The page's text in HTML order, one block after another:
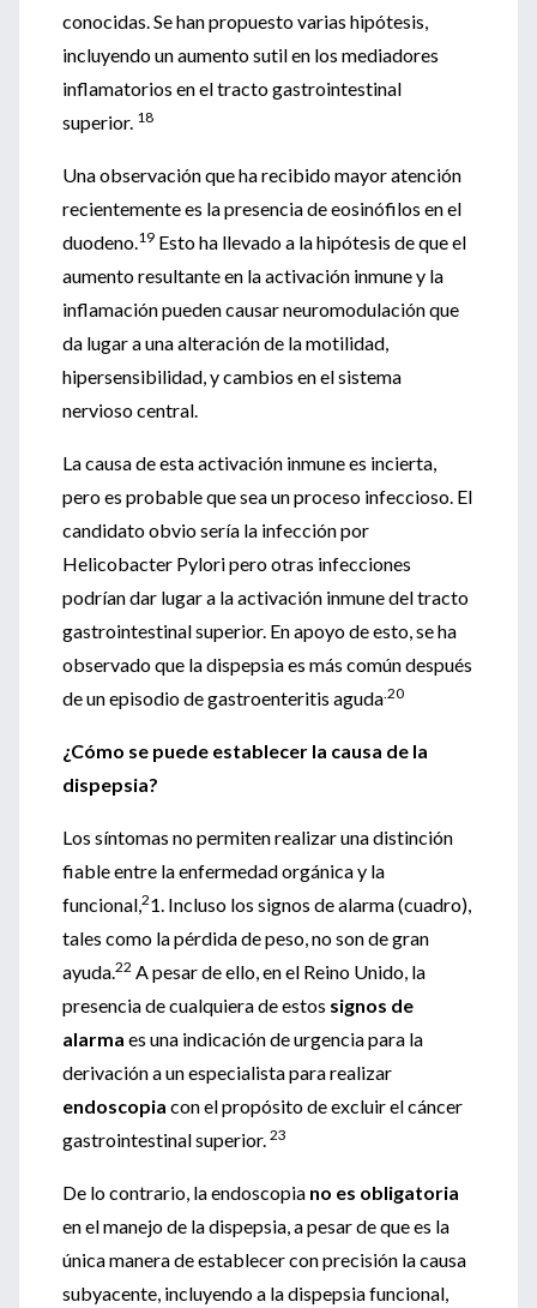
conocidas. Se han propuesto varias hipótesis,
incluyendo un aumento sutil en los mediadores
inflamatorios en el tracto gastrointestinal
superior. 18
Una observación que ha recibido mayor atención
recientemente es la presencia de eosinófilos en el
duodeno.19 Esto ha llevado a la hipótesis de que el
aumento resultante en la activación inmune y la
inflamación pueden causar neuromodulación que
da lugar a una alteración de la motilidad,
hipersensibilidad, y cambios en el sistema
nervioso central.
La causa de esta activación inmune es incierta,
pero es probable que sea un proceso infeccioso. El
candidato obvio sería la infección por
Helicobacter Pylori pero otras infecciones
podrían dar lugar a la activación inmune del tracto
gastrointestinal superior. En apoyo de esto, se ha
observado que la dispepsia es más común después
de un episodio de gastroenteritis aguda.20
¿Cómo se puede establecer la causa de la
dispepsia?
Los síntomas no permiten realizar una distinción
fiable entre la enfermedad orgánica y la
funcional,21. Incluso los signos de alarma (cuadro),
tales como la pérdida de peso, no son de gran
ayuda.22 A pesar de ello, en el Reino Unido, la
presencia de cualquiera de estos signos de
alarma es una indicación de urgencia para la
derivación a un especialista para realizar
endoscopia con el propósito de excluir el cáncer
gastrointestinal superior. 23
De lo contrario, la endoscopia no es obligatoria
en el manejo de la dispepsia, a pesar de que es la
única manera de establecer con precisión la causa
subyacente, incluyendo a la dispepsia funcional,